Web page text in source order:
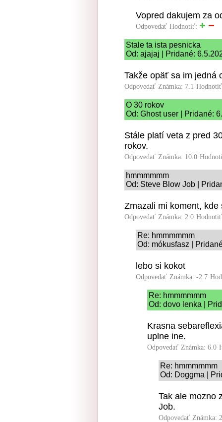
Vopred dakujem za
Odpovedať Hodnotiť:
Stale ta ista pesnicka
Od: ajajaj | Pridané:
Takže opäť sa im jedná
Odpovedať Známka: 7.1
O 30 rokov
Od: Ghost user | Pridané:
Stále platí veta z pred
rokov.
Odpovedať Známka: 10.0
hmmmmmm
Od: Steve Blow Job |
Zmazali mi koment,
Odpovedať Známka: 2.0
Re: hmmmmmm
Od: mókusfasz |
lebo si kokot
Odpovedať Známka: -2.7
Re: hmmmmmm
Od: dovo lenka |
Krasna
uplne ine.
Odpovedať Známka: 6.0
Re: hmmmmmm
Od: Doggma |
Tak ale mozno
Job.
Odpovedať Známka: